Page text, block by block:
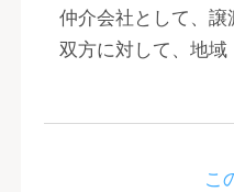
仲介会社として、
双方に対して、地
こ